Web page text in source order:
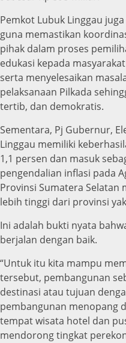
Pemkot Lubuk Linggau
guna memastikan
pihak dalam proses
edukasi kepada
serta menyelesaikan
pelaksanaan Pilkada
tertib, dan demokratis.
Sementara, Pj Gubernur,
Linggau memiliki
1,1 persen dan masuk
pengendalian inflasi pada
Provinsi Sumatera Selatan
lebih tinggi dari provinsi
Ini adalah bukti nyata
berjalan dengan baik.
“Untuk itu kita mampu
tersebut, pembangunan
destinasi atau tujuan
pembangunan menopang
tempat wisata hotel dan
mendorong tingkat